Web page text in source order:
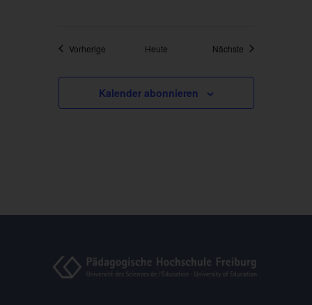
VorherigeVeranstaltungen
Heute NächsteVeranstaltungen
Kalender abonnieren